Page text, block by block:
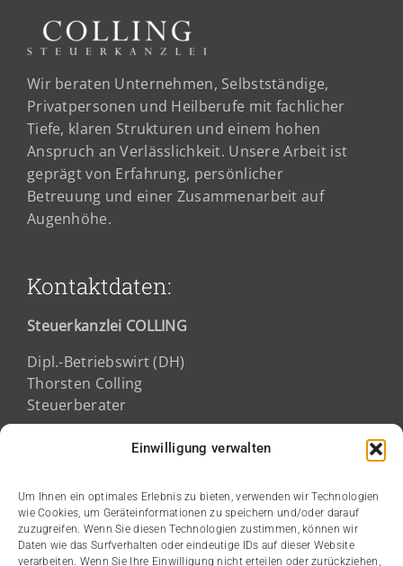
Einwilligung verwalten
Um Ihnen ein optimales Erlebnis zu bieten, verwenden wir Technologien
wie Cookies, um Geräteinformationen zu speichern und/oder darauf
zuzugreifen. Wenn Sie diesen Technologien zustimmen, können wir
Daten wie das Surfverhalten oder eindeutige IDs auf dieser Website
verarbeiten. Wenn Sie Ihre Einwilligung nicht erteilen oder zurückziehen,
Wir beraten Unternehmen, Selbstständige,
Privatpersonen und Heilberufe mit fachlicher
Tiefe, klaren Strukturen und einem hohen
Anspruch an Verlässlichkeit. Unsere Arbeit ist
geprägt von Erfahrung, persönlicher
Betreuung und einer Zusammenarbeit auf
Augenhöhe.
Kontaktdaten:
Steuerkanzlei COLLING
Dipl.-Betriebswirt (DH)
Thorsten Colling
Steuerberater
Fichtestraße 2a
Kanzleizeiten: